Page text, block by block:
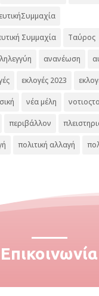
Συμμαχία Ταύρος
ανανέωση
εκλογές 2023
νέα μέλη
περιβάλλον
πολιτική αλλαγή
Επικοινωνία